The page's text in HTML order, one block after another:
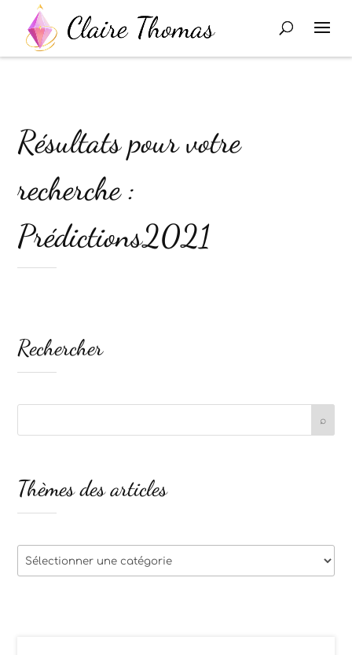
Résultats pour votre
recherche :
Prédictions2021
Rechercher
Thèmes des articles
Thèmes
des